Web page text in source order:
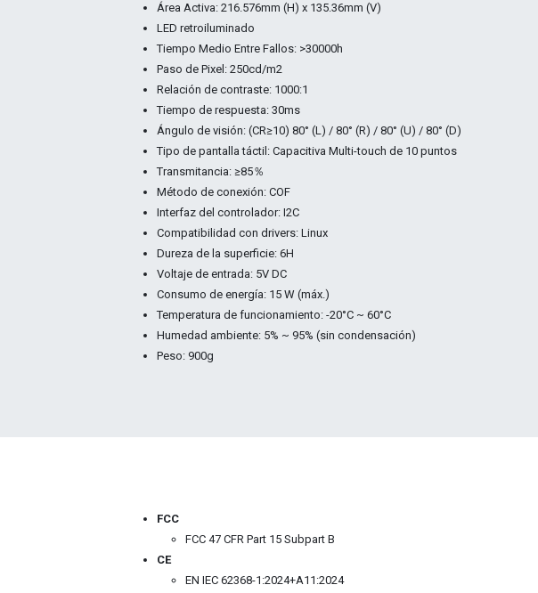
Área Activa: 216.576mm (H) x 135.36mm (V)
LED retroiluminado
Tiempo Medio Entre Fallos: >30000h
Paso de Pixel: 250cd/m2
Relación de contraste: 1000:1
Tiempo de respuesta: 30ms
Ángulo de visión: (CR≥10) 80° (L) / 80° (R) / 80° (U) / 80° (D)
Tipo de pantalla táctil: Capacitiva Multi-touch de 10 puntos
Transmitancia: ≥85％
Método de conexión: COF
Interfaz del controlador: I2C
Compatibilidad con drivers: Linux
Dureza de la superficie: 6H
Voltaje de entrada: 5V DC
Consumo de energía: 15 W (máx.)
Temperatura de funcionamiento: -20°C ~ 60°C
Humedad ambiente: 5% ~ 95% (sin condensación)
Peso: 900g
FCC
FCC 47 CFR Part 15 Subpart B
CE
EN IEC 62368-1:2024+A11:2024